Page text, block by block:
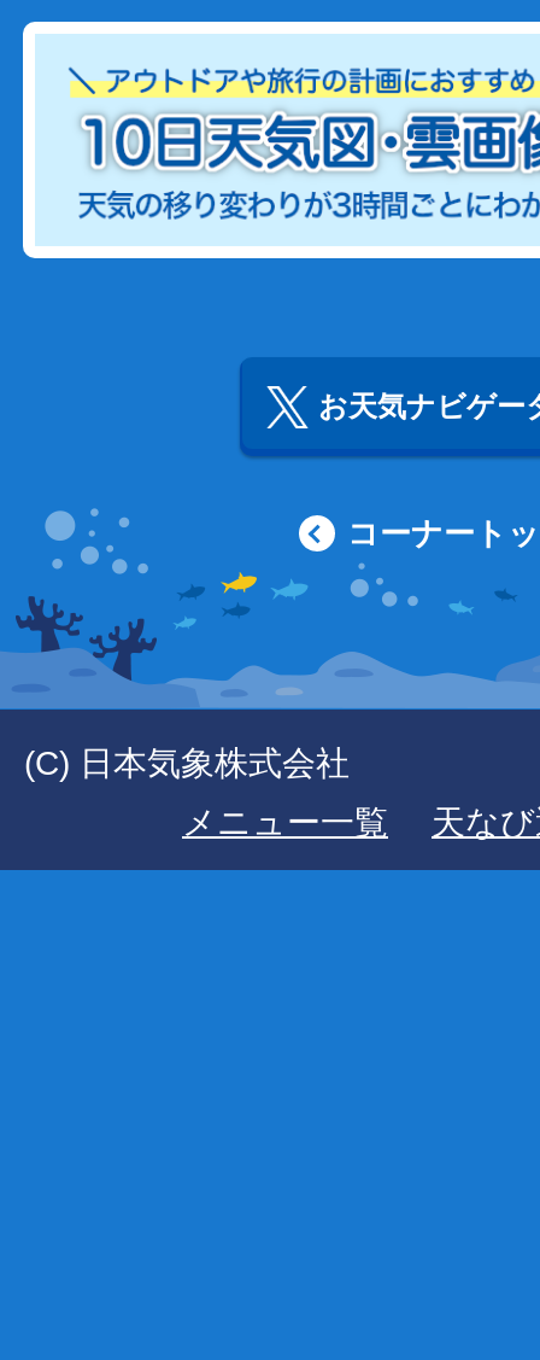
お天気ナビゲー
コーナート
(C) 日本気象株式会社
メニュー一覧
天な